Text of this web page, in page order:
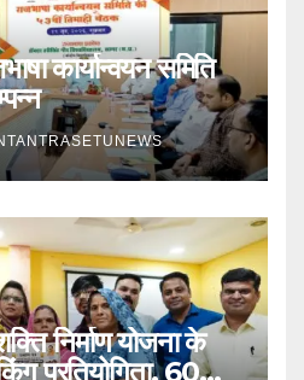
कार्यान्वयन समिति
निर्माण योजना के
प्रतियोगिता, 60